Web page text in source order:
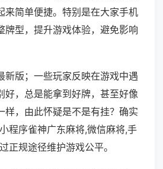
来简单便捷。特别是在大家手机
牌型，提升游戏体验，避免影响
新版；一些玩家反映在游戏中遇
好，总是能拿到好牌，甚至好像
样，由此怀疑是不是有挂？确实
程序雀神广东麻将,微信麻将,手
正规途径维护游戏公平。